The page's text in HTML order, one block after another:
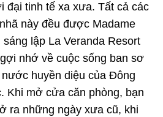
đại tinh tế xa xưa. Tất cả các
này đều được Madame
lập La Veranda Resort
nhớ về cuộc sống ban sơ
huyền diệu của Đông
Khi mở cửa căn phòng, bạn
ra những ngày xưa cũ, khi